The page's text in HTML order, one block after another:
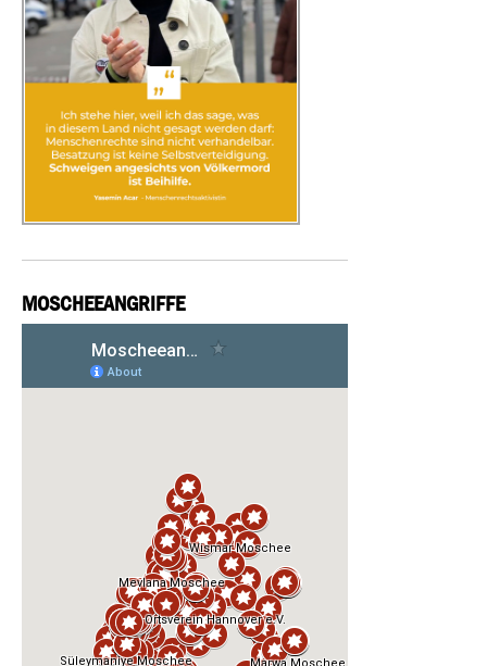
MOSCHEEANGRIFFE